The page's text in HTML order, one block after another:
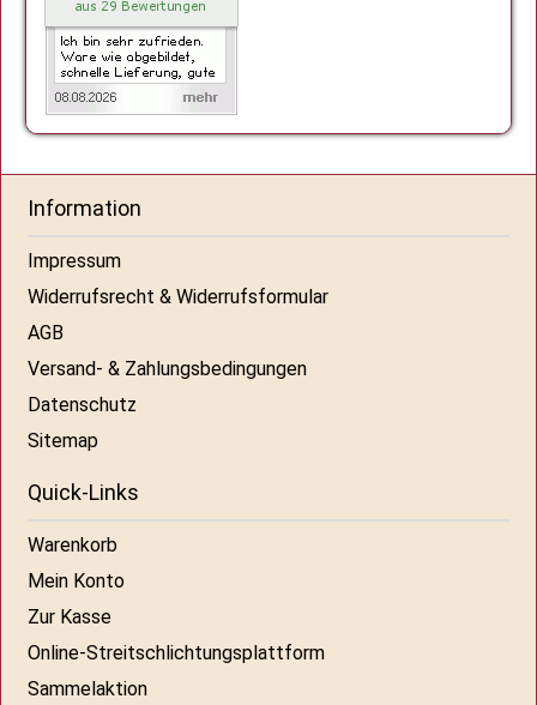
Information
Impressum
Widerrufsrecht & Widerrufsformular
AGB
Versand- & Zahlungsbedingungen
Datenschutz
Sitemap
Quick-Links
Warenkorb
Mein Konto
Zur Kasse
Online-Streitschlichtungsplattform
Sammelaktion